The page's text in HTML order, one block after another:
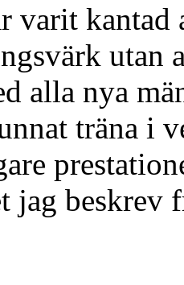
varit
utan
alla nya
träna i
jag